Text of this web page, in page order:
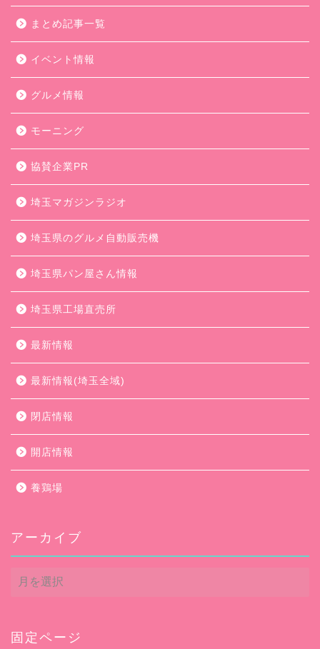
まとめ記事一覧
イベント情報
グルメ情報
モーニング
協賛企業PR
埼玉マガジンラジオ
埼玉県のグルメ自動販売機
埼玉県パン屋さん情報
埼玉県工場直売所
最新情報
最新情報(埼玉全域)
閉店情報
開店情報
養鶏場
アーカイブ
ア
ー
ブ
固定ページ